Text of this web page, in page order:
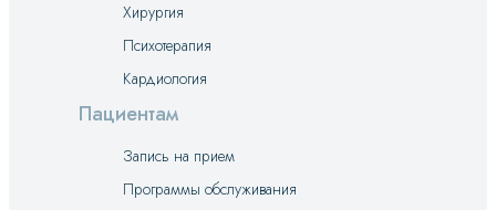
Хирургия
Психотерапия
Кардиология
Пациентам
Запись на прием
Программы обслуживания